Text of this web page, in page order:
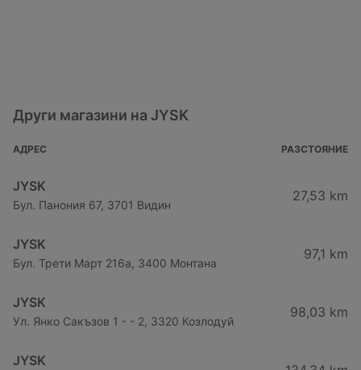
Други магазини на JYSK
АДРЕС РАЗСТОЯНИЕ
JYSK
Бул. Панония 67, 3701 Видин
27,53 km
JYSK
Бул. Трети Март 216a, 3400 Монтана
97,1 km
JYSK
Ул. Янко Сакъзов 1 - - 2, 3320 Козлодуй
98,03 km
JYSK